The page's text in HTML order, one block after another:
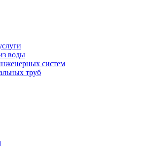
воды
систем
труб